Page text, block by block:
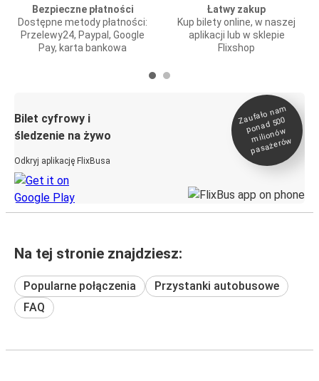
Bezpieczne płatności
Dostępne metody płatności:
Przelewy24, Paypal, Google
Pay, karta bankowa
Łatwy zakup
Kup bilety online, w naszej
aplikacji lub w sklepie
Flixshop
Bilet cyfrowy i
śledzenie na żywo
Odkryj aplikację FlixBusa
Zaufało na
m
ponad 500
milionó
w
pasażeró
w
Na tej stronie znajdziesz:
Popularne połączenia
Przystanki autobusowe
FAQ